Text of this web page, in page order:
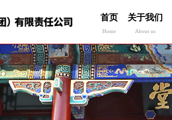
首页
Home
关于我们
About us